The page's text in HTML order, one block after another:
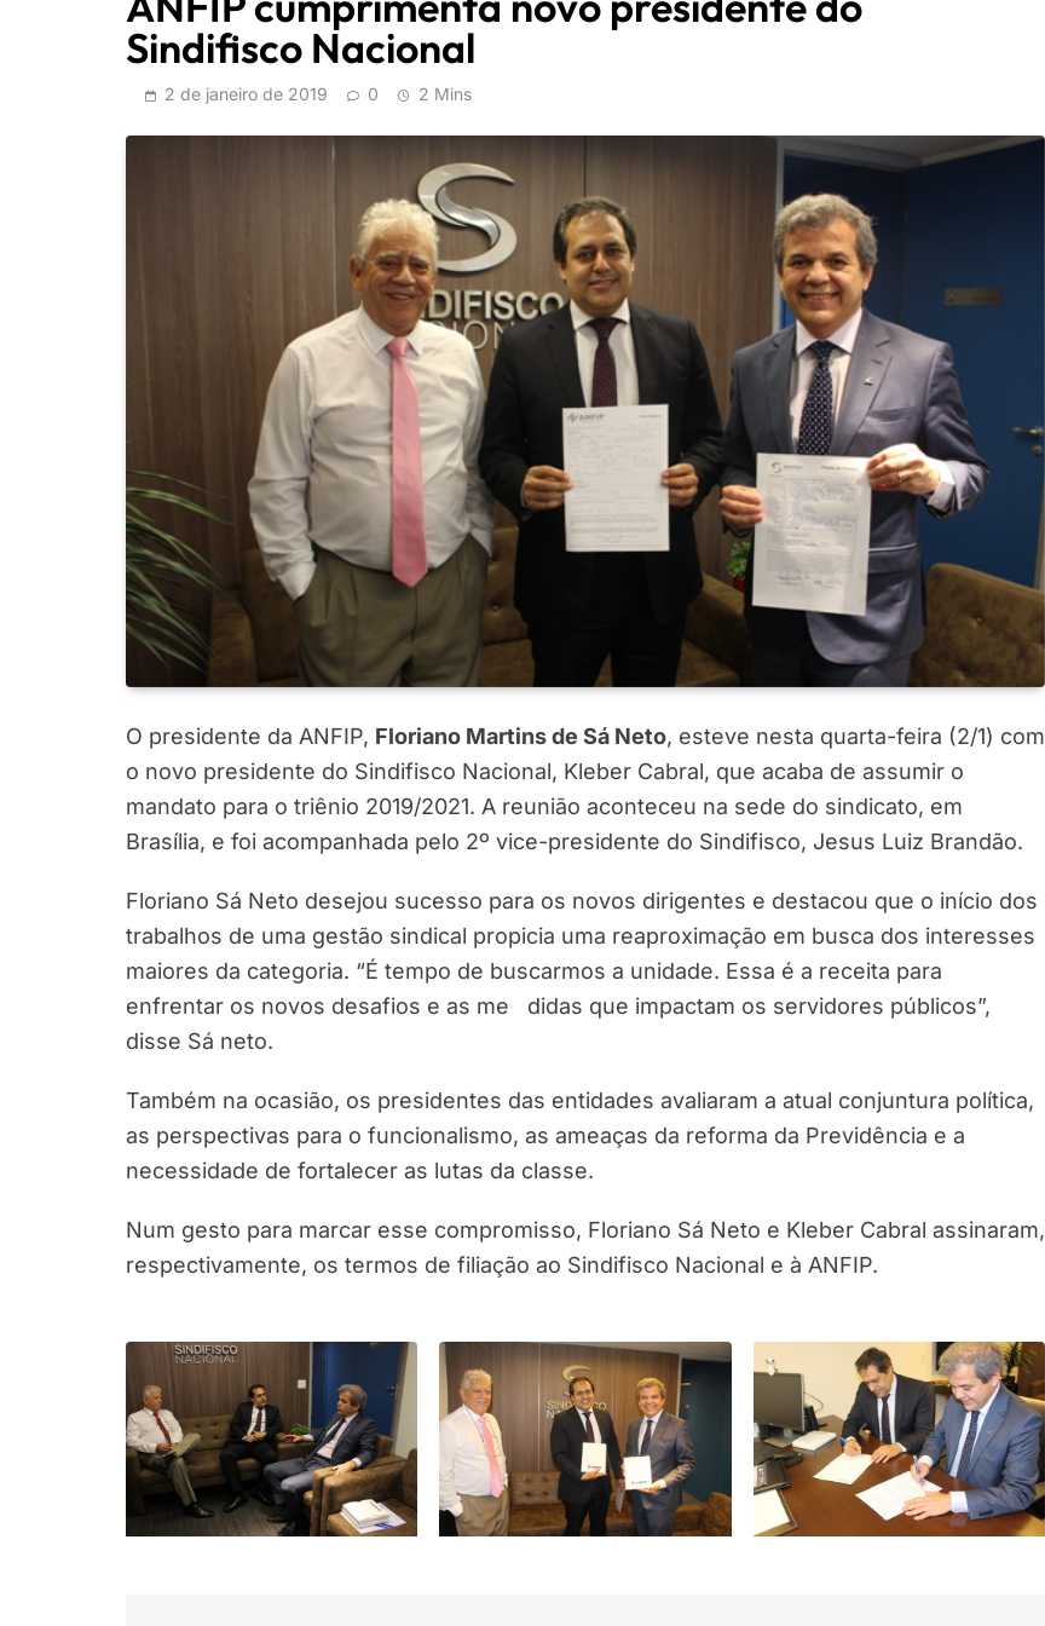
Sindifisco Nacional
2 de janeiro de 2019 0 2 Mins
O presidente da ANFIP, Floriano Martins de Sá Neto, esteve nesta quarta-feira (2/1) com
o novo presidente do Sindifisco Nacional, Kleber Cabral, que acaba de assumir o
mandato para o triênio 2019/2021. A reunião aconteceu na sede do sindicato, em
Brasília, e foi acompanhada pelo 2º vice-presidente do Sindifisco, Jesus Luiz Brandão.
Floriano Sá Neto desejou sucesso para os novos dirigentes e destacou que o início dos
trabalhos de uma gestão sindical propicia uma reaproximação em busca dos interesses
maiores da categoria. “É tempo de buscarmos a unidade. Essa é a receita para
enfrentar os novos desafios e as me didas que impactam os servidores públicos”,
disse Sá neto.
Também na ocasião, os presidentes das entidades avaliaram a atual conjuntura política,
as perspectivas para o funcionalismo, as ameaças da reforma da Previdência e a
necessidade de fortalecer as lutas da classe.
Num gesto para marcar esse compromisso, Floriano Sá Neto e Kleber Cabral assinaram,
respectivamente, os termos de filiação ao Sindifisco Nacional e à ANFIP.